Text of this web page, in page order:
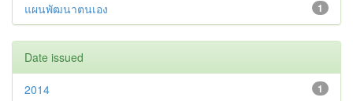
1
แผนพัฒนาตนเอง
Date issued
1
2014